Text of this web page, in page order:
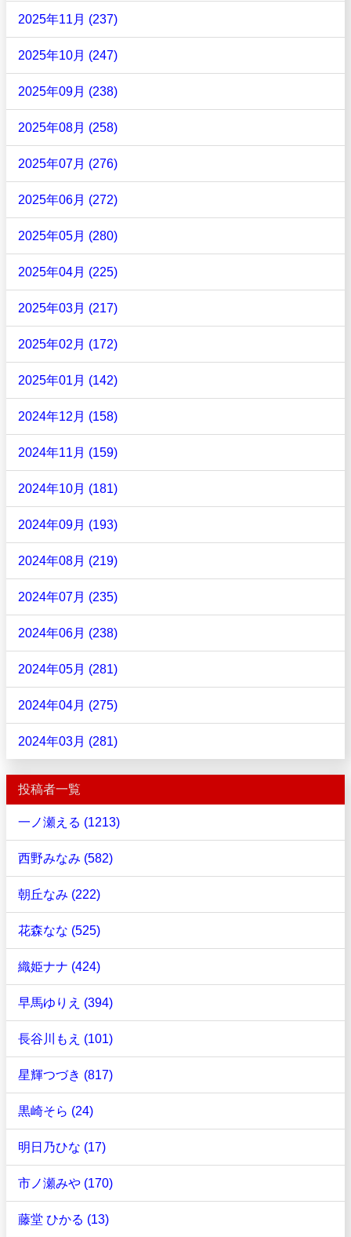
2025年11月 (237)
2025年10月 (247)
2025年09月 (238)
2025年08月 (258)
2025年07月 (276)
2025年06月 (272)
2025年05月 (280)
2025年04月 (225)
2025年03月 (217)
2025年02月 (172)
2025年01月 (142)
2024年12月 (158)
2024年11月 (159)
2024年10月 (181)
2024年09月 (193)
2024年08月 (219)
2024年07月 (235)
2024年06月 (238)
2024年05月 (281)
2024年04月 (275)
2024年03月 (281)
投稿者一覧
一ノ瀬える (1213)
西野みなみ (582)
朝丘なみ (222)
花森なな (525)
織姫ナナ (424)
早馬ゆりえ (394)
長谷川もえ (101)
星輝つづき (817)
黒崎そら (24)
明日乃ひな (17)
市ノ瀬みや (170)
藤堂 ひかる (13)